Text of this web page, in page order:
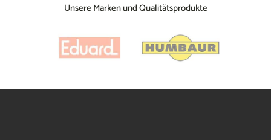
Unsere Marken und Qualitätsprodukte